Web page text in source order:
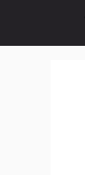
springen